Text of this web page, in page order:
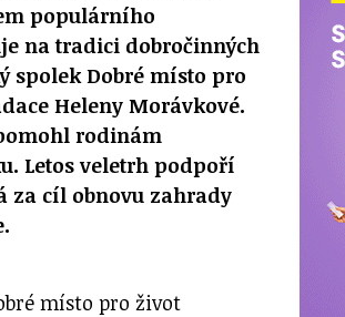
populárního
na tradici dobročinných
spolek Dobré místo pro
Heleny Morávkové.
rodinám
Letos veletrh podpoří
za cíl obnovu zahrady
místo pro život